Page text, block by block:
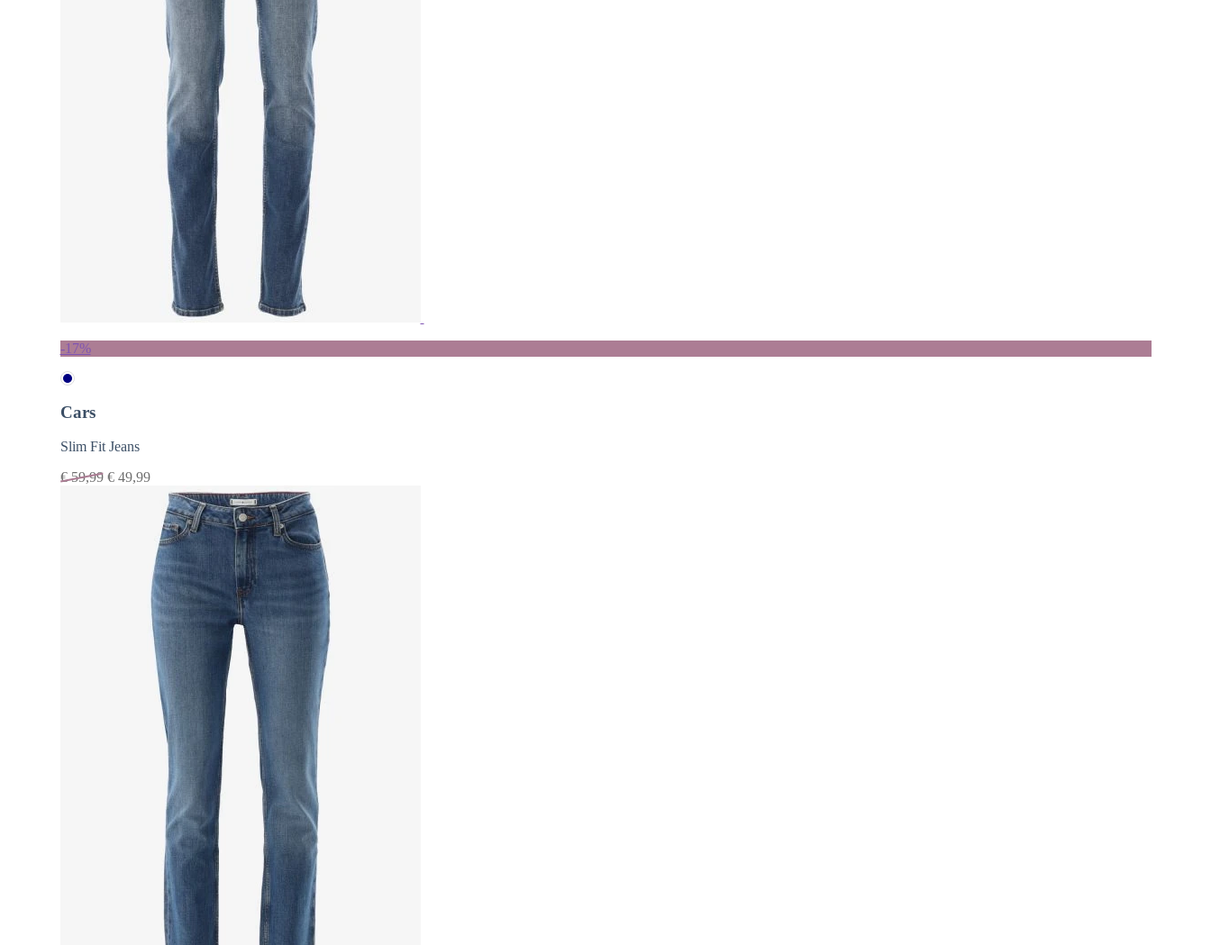
-17%
Cars
Slim Fit Jeans
€59,99 €49,99